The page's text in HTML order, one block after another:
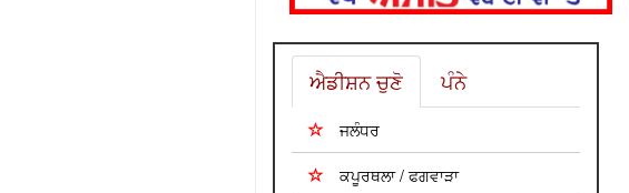
ਐਡੀਸ਼ਨ ਚੁਣੋ ਪੰਨੇ
ਜਲੰਧਰ
ਕਪੂਰਥਲਾ / ਫਗਵਾੜਾ